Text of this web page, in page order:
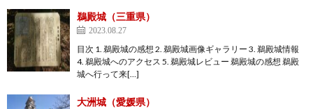
鵜殿城（三重県）
2023.08.27
目次 1. 鵜殿城の感想 2. 鵜殿城画像ギャラリー 3. 鵜殿城情報
4. 鵜殿城へのアクセス 5. 鵜殿城レビュー 鵜殿城の感想 鵜殿
城へ行って来[…]
大洲城（愛媛県）